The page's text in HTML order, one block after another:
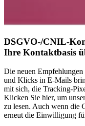
DSGVO-/CNIL-
Ihre Kontaktbasis
Die neuen
und Klicks in E-Mails
mit sich, die Tracking-
Klicken Sie hier, um
zu lesen. Auch wenn die
erneut die Einwilligung